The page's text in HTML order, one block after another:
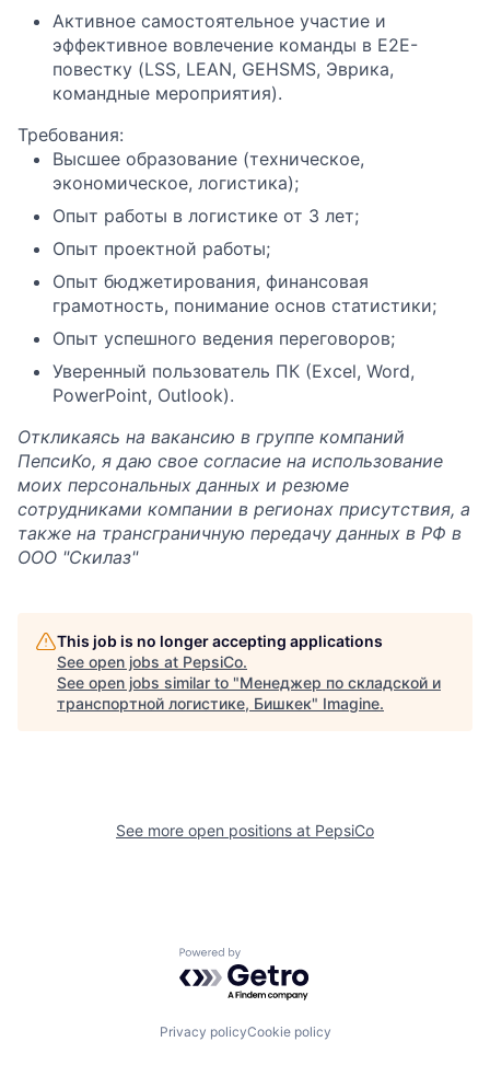
Активное самостоятельное участие и
эффективное вовлечение команды в E2E-
повестку (LSS, LEAN, GEHSMS, Эврика,
командные мероприятия).
Требования:
Высшее образование (техническое,
экономическое, логистика);
Опыт работы в логистике от 3 лет;
Опыт проектной работы;
Опыт бюджетирования, финансовая
грамотность, понимание основ статистики;
Опыт успешного ведения переговоров;
Уверенный пользователь ПК (Excel, Word,
PowerPoint, Outlook).
Откликаясь на вакансию в группе компаний
ПепсиКо, я даю свое согласие на использование
моих персональных данных и резюме
сотрудниками компании в регионах присутствия, а
также на трансграничную передачу данных в РФ в
ООО "Скилаз"
This job is no longer accepting applications
See open jobs at PepsiCo.
See open jobs similar to "Менеджер по складской и
транспортной логистике, Бишкек" Imagine.
See more open positions at PepsiCo
Powered by Getro.com
Privacy policyCookie policy